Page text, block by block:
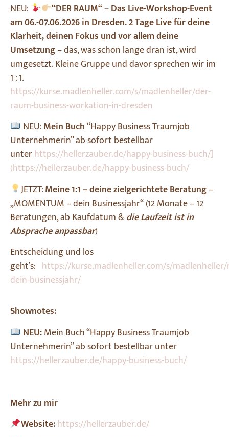
NEU:
“DER RAUM“ – Das Live-Workshop-Event
am 06.-07.06.2026 in Dresden. 2 Tage Live für deine
Klarheit, deinen Fokus und vor allem deine
Umsetzung– das, was schon lange dran ist, wird
umgesetzt. Kleine Gruppe und davor sprechen wir im
1 : 1.
https://kurse.madlenheller.com/s/madlenheller/der-
raum-business-workation-in-dresden
NEU: Mein Buch“Happy Business Traumjob
Unternehmerin” ab sofort bestellbar
unterhttps://hellerzauber.de/happy-business-buch/]
(https://hellerzauber.de/happy-business-buch/
JETZT:Meine 1:1 – deine zielgerichtete Beratung–
„MOMENTUM – dein Businessjahr“ (12 Monate – 12
Beratungen, ab Kaufdatum &die Laufzeit ist in
Absprache anpassbar)
Entscheidung und los
geht’s: https://kurse.madlenheller.com/s/
dein-businessjahr/
Shownotes:
NEU:Mein Buch “Happy Business Traumjob
Unternehmerin” ab sofort bestellbar unter
https://hellerzauber.de/happy-business-buch/
Mehr zu mir
Website:https://hellerzauber.de/